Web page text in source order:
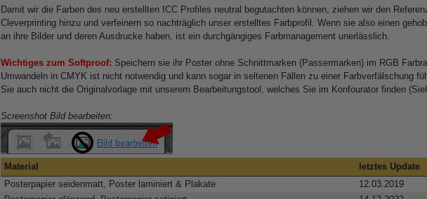
Damit wir die Farben des neu erstellten ICC Profiles neutral begutachten können, ziehen wir den
Cleverprinting hinzu und verfeinern so nachträglich unser erstelltes Farbprofil. Wenn sie also einen
an ihre Bilder und deren Ausdrucke haben, ist ein durchgängiges Farbmanagement unerlässlich.
Wichtiges zum Softproof: Speichern sie ihr Poster ohne Schnittmarken (Passermarken) im RGB
Umwandeln in CMYK ist nicht notwendig und kann sogar in seltenen Fällen zu einer Farbverfälschung
Sie auch nicht die Originalvorlage mit unserem Bearbeitungstool, welches Sie im Konfourator finden
Screenshot Bild bearbeiten:
Material letztes Update
Posterpapier seidenmatt, Poster laminiert & Plakate
12.03.2019